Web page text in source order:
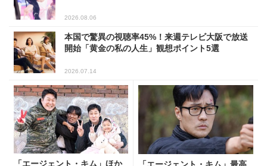
2026.08.06
本国で驚異の視聴率45%！来週テレビ大阪で放送
開始「黄金の私の人生」観想ポイント5選
2026.07.14
「エージェント・キム」ほか
「エージェント・キム」最高